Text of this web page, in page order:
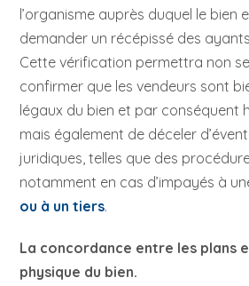
l’organisme auprès duquel le bien
demander un récépissé des
Cette vérification permettra non
confirmer que les vendeurs sont
légaux du bien et par conséquent
mais également de déceler
juridiques, telles que des
notamment en cas d’impayés à
ou à un tiers.
La concordance entre les plans
physique du bien.